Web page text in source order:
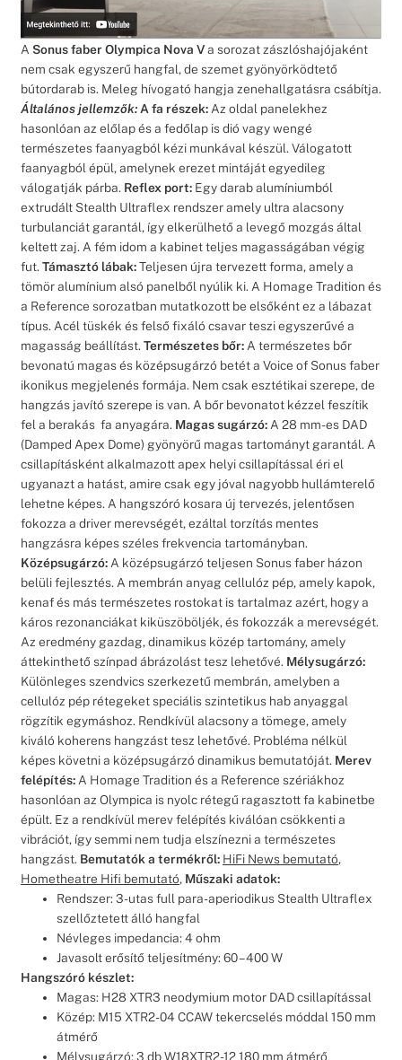
A Sonus faber Olympica Nova Va sorozat zászlóshajójaként
nem csak egyszerű hangfal, de szemet gyönyörködtető
bútordarab is. Meleg hívogató hangja zenehallgatásra csábítja.
Általános jellemzők: A fa részek:Az oldal panelekhez
hasonlóan az előlap és a fedőlap is dió vagy wengé
természetes faanyagból kézi munkával készül. Válogatott
faanyagból épül, amelynek erezet mintáját egyedileg
válogatják párba. Reflex port:Egy darab alumíniumból
extrudált Stealth Ultraflex rendszer amely ultra alacsony
turbulanciát garantál, így elkerülhető a levegő mozgás által
keltett zaj. A fém idom a kabinet teljes magasságában végig
fut. Támasztó lábak:Teljesen újra tervezett forma, amely a
tömör alumínium alsó panelből nyúlik ki. A Homage Tradition és
a Reference sorozatban mutatkozott be elsőként ez a lábazat
típus. Acél tüskék és felső fixáló csavar teszi egyszerűvé a
magasság beállítást. Természetes bőr:A természetes bőr
bevonatú magas és középsugárzó betét a Voice of Sonus faber
ikonikus megjelenés formája. Nem csak esztétikai szerepe, de
hangzás javító szerepe is van. A bőr bevonatot kézzel feszítik
fel a berakás fa anyagára. Magas sugárzó:A 28 mm-es DAD
(Damped Apex Dome) gyönyörű magas tartományt garantál. A
csillapításként alkalmazott apex helyi csillapítással éri el
ugyanazt a hatást, amire csak egy jóval nagyobb hullámterelő
lehetne képes. A hangszóró kosara új tervezés, jelentősen
fokozza a driver merevségét, ezáltal torzítás mentes
hangzásra képes széles frekvencia tartományban.
Középsugárzó:A középsugárzó teljesen Sonus faber házon
belüli fejlesztés. A membrán anyag cellulóz pép, amely kapok,
kenaf és más természetes rostokat is tartalmaz azért, hogy a
káros rezonanciákat kiküszöböljék, és fokozzák a merevségét.
Az eredmény gazdag, dinamikus közép tartomány, amely
áttekinthető színpad ábrázolást tesz lehetővé. Mélysugárzó:
Különleges szendvics szerkezetű membrán, amelyben a
cellulóz pép rétegeket speciális szintetikus hab anyaggal
rögzítik egymáshoz. Rendkívül alacsony a tömege, amely
kiváló koherens hangzást tesz lehetővé. Probléma nélkül
képes követni a középsugárzó dinamikus bemutatóját. Merev
felépítés:A Homage Tradition és a Reference szériákhoz
hasonlóan az Olympica is nyolc rétegű ragasztott fa kabinetbe
épült. Ez a rendkívül merev felépítés kiválóan csökkenti a
vibrációt, így semmi nem tudja elszínezni a természetes
hangzást. Bemutatók a termékről: HiFi News bemutató,
Hometheatre Hifi bemutató, Műszaki adatok:
Rendszer: 3-utas full para-aperiodikus Stealth Ultraflex
szellőztetett álló hangfal
Névleges impedancia: 4 ohm
Javasolt erősítő teljesítmény: 60 – 400 W
Hangszóró készlet:
Magas: H28 XTR3 neodymium motor DAD csillapítással
Közép: M15 XTR2-04 CCAW tekercselés móddal 150 mm
átmérő
Mélysugárzó: 3 db W18XTR2-12 180 mm átmérő